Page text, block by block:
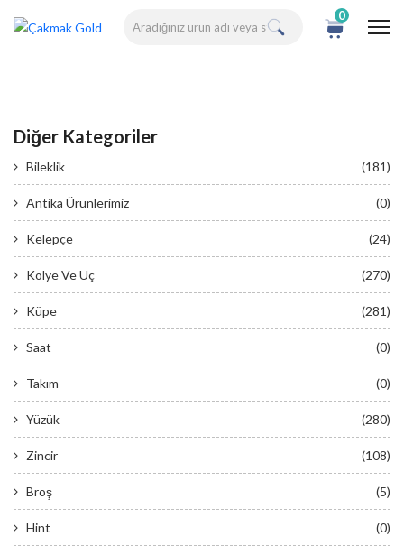
0
Diğer Kategoriler
Bileklik (181)
Antika Ürünlerimiz (0)
Kelepçe (24)
Kolye Ve Uç (270)
Küpe (281)
Saat (0)
Takım (0)
Yüzük (280)
Zincir (108)
Broş (5)
Hint (0)